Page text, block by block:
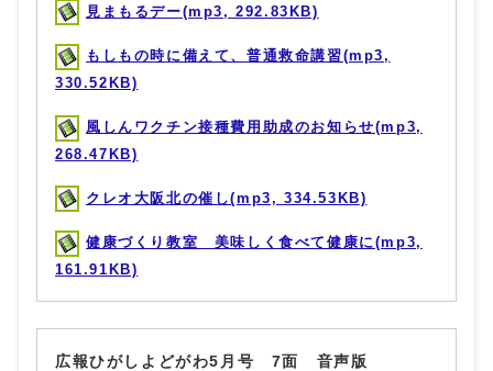
見まもるデー(mp3, 292.83KB)
もしもの時に備えて、普通救命講習(mp3,
330.52KB)
風しんワクチン接種費用助成のお知らせ(mp3,
268.47KB)
クレオ大阪北の催し(mp3, 334.53KB)
健康づくり教室 美味しく食べて健康に(mp3,
161.91KB)
広報ひがしよどがわ5月号 7面 音声版